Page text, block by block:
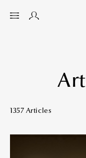
Art
1357 Articles